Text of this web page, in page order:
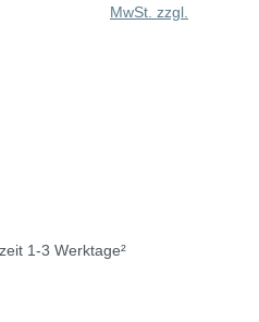
MwSt. zzgl.
1-3 Werktage²